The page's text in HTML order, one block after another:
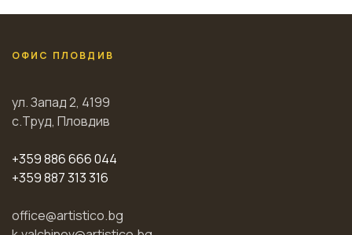
ОФИС ПЛОВДИВ
ул. Запад 2, 4199
с.Труд, Пловдив
+359 886 666 044
+359 887 313 316
office@artistico.bg